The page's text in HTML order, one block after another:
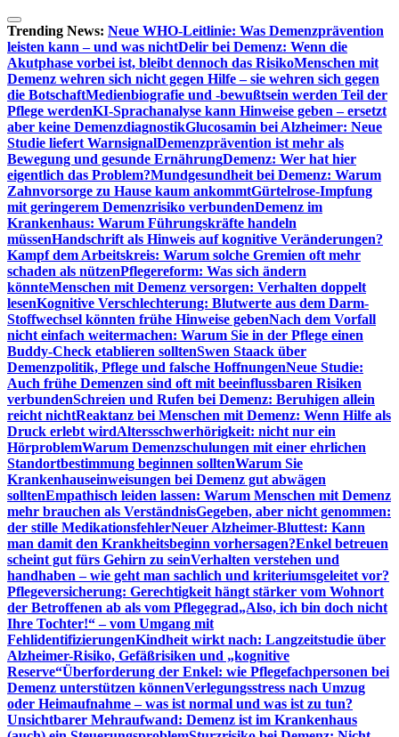
Zum
Inhalt
springen
Trending News: Neue WHO-Leitlinie: Was Demenzprävention
leisten kann – und was nichtDelir bei Demenz: Wenn die
Akutphase vorbei ist, bleibt dennoch das RisikoMenschen mit
Demenz wehren sich nicht gegen Hilfe – sie wehren sich gegen
die BotschaftMedienbiografie und -bewußtsein werden Teil der
Pflege werdenKI-Sprachanalyse kann Hinweise geben – ersetzt
aber keine DemenzdiagnostikGlucosamin bei Alzheimer: Neue
Studie liefert WarnsignalDemenzprävention ist mehr als
Bewegung und gesunde ErnährungDemenz: Wer hat hier
eigentlich das Problem?Mundgesundheit bei Demenz: Warum
Zahnvorsorge zu Hause kaum ankommtGürtelrose-Impfung
mit geringerem Demenzrisiko verbundenDemenz im
Krankenhaus: Warum Führungskräfte handeln
müssenHandschrift als Hinweis auf kognitive Veränderungen?
Kampf dem Arbeitskreis: Warum solche Gremien oft mehr
schaden als nützenPflegereform: Was sich ändern
könnteMenschen mit Demenz versorgen: Verhalten doppelt
lesenKognitive Verschlechterung: Blutwerte aus dem Darm-
Stoffwechsel könnten frühe Hinweise gebenNach dem Vorfall
nicht einfach weitermachen: Warum Sie in der Pflege einen
Buddy-Check etablieren solltenSwen Staack über
Demenzpolitik, Pflege und falsche HoffnungenNeue Studie:
Auch frühe Demenzen sind oft mit beeinflussbaren Risiken
verbundenSchreien und Rufen bei Demenz: Beruhigen allein
reicht nichtReaktanz bei Menschen mit Demenz: Wenn Hilfe als
Druck erlebt wirdAltersschwerhörigkeit: nicht nur ein
HörproblemWarum Demenzschulungen mit einer ehrlichen
Standortbestimmung beginnen solltenWarum Sie
Krankenhauseinweisungen bei Demenz gut abwägen
solltenEmpathisch leiden lassen: Warum Menschen mit Demenz
mehr brauchen als VerständnisGegeben, aber nicht genommen:
der stille MedikationsfehlerNeuer Alzheimer-Bluttest: Kann
man damit den Krankheitsbeginn vorhersagen?Enkel betreuen
scheint gut fürs Gehirn zu seinVerhalten verstehen und
handhaben – wie geht man sachlich und kriteriumsgeleitet vor?
Pflegeversicherung: Gerechtigkeit hängt stärker vom Wohnort
der Betroffenen ab als vom Pflegegrad„Also, ich bin doch nicht
Ihre Tochter!“ – vom Umgang mit
FehlidentifizierungenKindheit wirkt nach: Langzeitstudie über
Alzheimer-Risiko, Gefäßrisiken und „kognitive
Reserve“Überforderung der Enkel: wie Pflegefachpersonen bei
Demenz unterstützen könnenVerlegungsstress nach Umzug
oder Heimaufnahme – was ist normal und was ist zu tun?
Unsichtbarer Mehraufwand: Demenz ist im Krankenhaus